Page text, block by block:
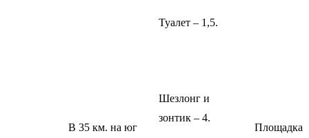
Туалет – 1,5.
В 35 км. на юг
Шезлонг и
зонтик – 4.
Площадка